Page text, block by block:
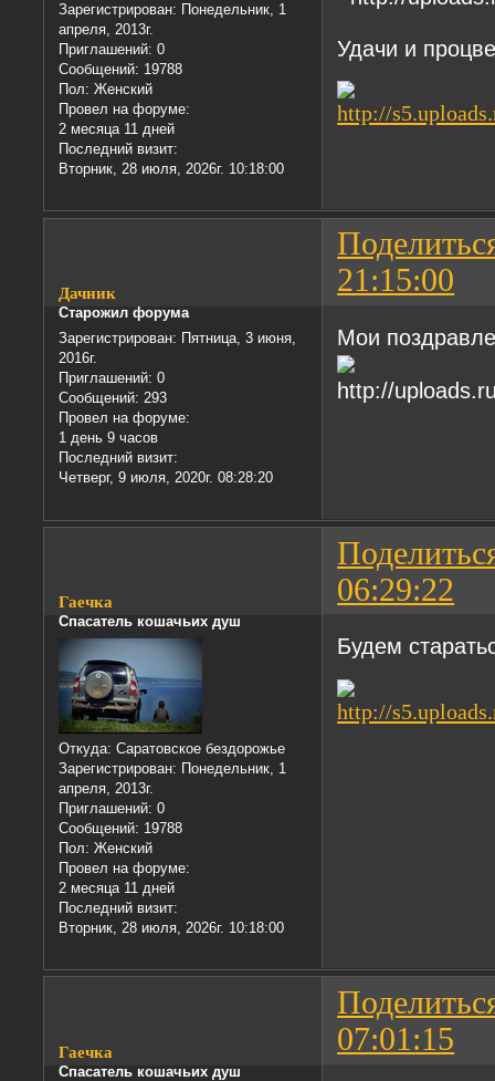
Зарегистрирован: Понедельник, 1
апреля, 2013г.
Приглашений: 0
Сообщений: 19788
Пол: Женский
Провел на форуме:
2 месяца 11 дней
Последний визит:
Вторник, 28 июля, 2026г. 10:18:00
Удачи и
21:15:00
Дачник
Старожил форума
Зарегистрирован: Пятница, 3 июня,
2016г.
Приглашений: 0
Сообщений: 293
Провел на форуме:
1 день 9 часов
Последний визит:
Четверг, 9 июля, 2020г. 08:28:20
Мои
06:29:22
Гаечка
Спасатель кошачьих душ
Откуда: Саратовское бездорожье
Зарегистрирован: Понедельник, 1
апреля, 2013г.
Приглашений: 0
Сообщений: 19788
Пол: Женский
Провел на форуме:
2 месяца 11 дней
Последний визит:
Вторник, 28 июля, 2026г. 10:18:00
Будем
07:01:15
Гаечка
Спасатель кошачьих душ